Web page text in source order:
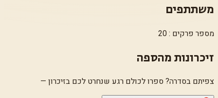
משתתפים
מספר פרקים : 20
זיכרונות מהספה
צפיתם בסדרה? ספרו לכולם רגע שנחרט לכם בזיכרון —